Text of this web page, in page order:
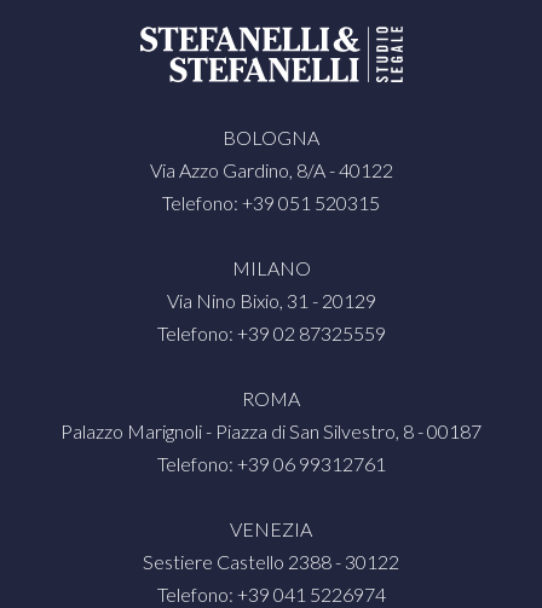
BOLOGNA
Via Azzo Gardino, 8/A - 40122
Telefono: +39 051 520315
MILANO
Via Nino Bixio, 31 - 20129
Telefono: +39 02 87325559
ROMA
Palazzo Marignoli - Piazza di San Silvestro, 8 - 00187
Telefono: +39 06 99312761
VENEZIA
Sestiere Castello 2388 - 30122
Telefono: +39 041 5226974